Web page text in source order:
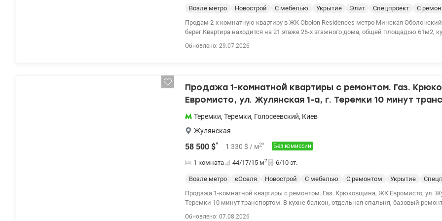
Возле метро Новострой С мебелью Укрытие Элит Спецпроект
С
Продам 2-х комнатную квартиру в ЖК Obolon Residences метро Минская
берег Квартира находится на 21 этаже 26-х этажного дома, общей площадью 61м2,
система генераторов поддерживает работу лифтов, водоснабжения и освещения.
котельная гарантирует независимость от городских сетей. Безопасность.
двухуровневый подземный паркинг, являющийся надежным укрытием (связь,
Инфраструктура уровня 5-ти звездочной гостиницы. Владельцы имеют
доступ к внутренним сервисам: Roof-lounge: Лаунж-зона на крыше с джакузи и
Sport&Leisure: Современный фитнес-центр, собственный кинотеатр и детская комната.
Service: Конференц-зал, прачечная и профессиональный консьерж-сервис 24/7. Obolon Residences –
Цена: 230000у.е. Валентина 0977893310 valion.ua/1152844
Обновлено: 29.07.2026
Продажа 1-комнатной квартиры с ремонтом. Газ.
Евромисто, ул. Жулянская 1-а, г. Теремки 10 минут
Теремки, Теремки, Голосеевский, Киев
Жулянская
58 500 $* 1 330 $ / м2* Без комиссии
1 комната 44/17/15 м2 6/10 эт.
Возле метро єОселя Новострой С мебелью С ремонтом Укрытие
Продажа 1-комнатной квартиры с ремонтом. Газ. Крюковщина, ЖК Евромисто, ул.
Теремки 10 минут транспортом. В кухне балкон, отдельная спальня, базовый
Обновлено: 07.08.2026